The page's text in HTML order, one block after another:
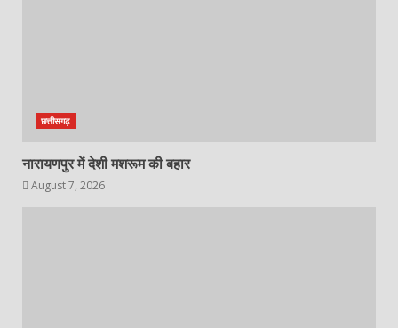
छत्तीसगढ़
नारायणपुर में देशी मशरूम की बहार
August 7, 2026